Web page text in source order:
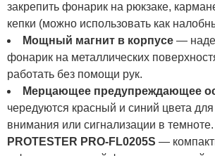
закрепить фонарик на рюкзаке,
кепки (можно использовать как
Мощный магнит в корпусе —
фонарик на металлических
работать без помощи рук.
Мерцающее предупреждающее
чередуются красный и синий цвета
внимания или сигнализации в темноте.
PROTESTER PRO-FL0205S —